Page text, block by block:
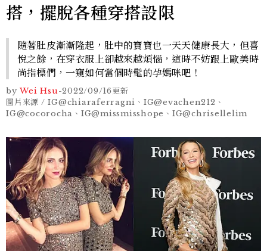
搭，擺脫各種穿搭設限
隨著肚皮漸漸隆起，肚中的寶寶也一天天健康長大，但喜
悅之餘，在穿衣服上卻越來越煩惱，這時不妨跟上歐美時
尚指標們，一窺如何當個時髦的孕媽咪吧！
by Wei Hsu-2022/09/16更新
圖片來源 / IG@chiaraferragni、IG@evachen212、
IG@cocorocha、IG@missmisshope、IG@chrisellelim